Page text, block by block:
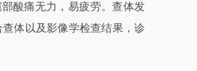
酸痛无力，易疲劳。查体发
体以及影像学检查结果，诊